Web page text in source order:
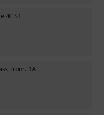
4C S1
Trom. 1A